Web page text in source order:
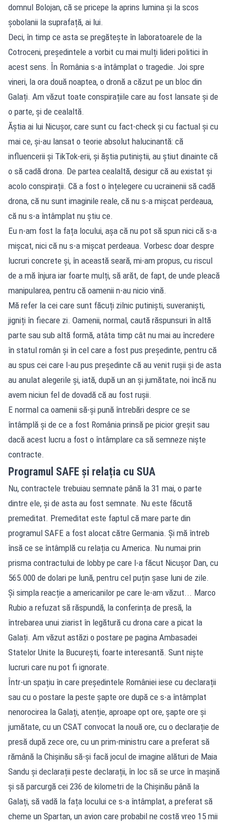
domnul Bolojan, că se pricepe la aprins lumina și la scos
șobolanii la suprafață, ai lui.
Deci, în timp ce asta se pregătește în laboratoarele de la
Cotroceni, președintele a vorbit cu mai mulți lideri politici în
acest sens. În România s-a întâmplat o tragedie. Joi spre
vineri, la ora două noaptea, o dronă a căzut pe un bloc din
Galați. Am văzut toate conspirațiile care au fost lansate și de
o parte, și de cealaltă.
Ăștia ai lui Nicușor, care sunt cu fact-check și cu factual și cu
mai ce, și-au lansat o teorie absolut halucinantă: că
influencerii și TikTok-erii, și ăștia putiniștii, au știut dinainte că
o să cadă drona. De partea cealaltă, desigur că au existat și
acolo conspirații. Că a fost o înțelegere cu ucrainenii să cadă
drona, că nu sunt imaginile reale, că nu s-a mișcat perdeaua,
că nu s-a întâmplat nu știu ce.
Eu n-am fost la fața locului, așa că nu pot să spun nici că s-a
mișcat, nici că nu s-a mișcat perdeaua. Vorbesc doar despre
lucruri concrete și, în această seară, mi-am propus, cu riscul
de a mă înjura iar foarte mulți, să arăt, de fapt, de unde pleacă
manipularea, pentru că oamenii n-au nicio vină.
Mă refer la cei care sunt făcuți zilnic putiniști, suveraniști,
jigniți în fiecare zi. Oamenii, normal, caută răspunsuri în altă
parte sau sub altă formă, atâta timp cât nu mai au încredere
în statul român și în cel care a fost pus președinte, pentru că
au spus cei care l-au pus președinte că au venit rușii și de asta
au anulat alegerile și, iată, după un an și jumătate, noi încă nu
avem niciun fel de dovadă că au fost rușii.
E normal ca oamenii să-și pună întrebări despre ce se
întâmplă și de ce a fost România prinsă pe picior greșit sau
dacă acest lucru a fost o întâmplare ca să semneze niște
contracte.
Programul SAFE și relația cu SUA
Nu, contractele trebuiau semnate până la 31 mai, o parte
dintre ele, și de asta au fost semnate. Nu este făcută
premeditat. Premeditat este faptul că mare parte din
programul SAFE a fost alocat către Germania. Și mă întreb
însă ce se întâmplă cu relația cu America. Nu numai prin
prisma contractului de lobby pe care l-a făcut Nicușor Dan, cu
565.000 de dolari pe lună, pentru cel puțin șase luni de zile.
Și simpla reacție a americanilor pe care le-am văzut... Marco
Rubio a refuzat să răspundă, la conferința de presă, la
întrebarea unui ziarist în legătură cu drona care a picat la
Galați. Am văzut astăzi o postare pe pagina Ambasadei
Statelor Unite la București, foarte interesantă. Sunt niște
lucruri care nu pot fi ignorate.
Într-un spațiu în care președintele României iese cu declarații
sau cu o postare la peste șapte ore după ce s-a întâmplat
nenorocirea la Galați, atenție, aproape opt ore, șapte ore și
jumătate, cu un CSAT convocat la nouă ore, cu o declarație de
presă după zece ore, cu un prim-ministru care a preferat să
rămână la Chișinău să-și facă jocul de imagine alături de Maia
Sandu și declarații peste declarații, în loc să se urce în mașină
și să parcurgă cei 236 de kilometri de la Chișinău până la
Galați, să vadă la fața locului ce s-a întâmplat, a preferat să
cheme un Spartan, un avion care probabil ne costă vreo 15 mii